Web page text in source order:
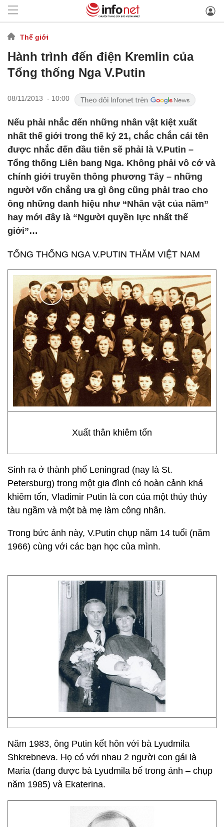
Thế giới
Hành trình đến điện Kremlin của
Tổng thống Nga V.Putin
08/11/2013 - 10:00
Nếu phải nhắc đến những nhân vật kiệt xuất
nhất thế giới trong thế kỷ 21, chắc chắn cái tên
được nhắc đến đầu tiên sẽ phải là V.Putin –
Tổng thống Liên bang Nga. Không phải vô cớ và
chính giới truyền thông phương Tây – những
người vốn chẳng ưa gì ông cũng phải trao cho
ông những danh hiệu như “Nhân vật của năm”
hay mới đây là “Người quyền lực nhất thế
giới”…
TỔNG THỐNG NGA V.PUTIN THĂM VIỆT NAM
Xuất thân khiêm tốn
Sinh ra ở thành phố Leningrad (nay là St.
Petersburg) trong một gia đình có hoàn cảnh khá
khiêm tốn, Vladimir Putin là con của một thủy thủy
tàu ngầm và một bà mẹ làm công nhân.
Trong bức ảnh này, V.Putin chụp năm 14 tuổi (năm
1966) cùng với các bạn học của mình.
Năm 1983, ông Putin kết hôn với bà Lyudmila
Shkrebneva. Họ có với nhau 2 người con gái là
Maria (đang được bà Lyudmila bế trong ảnh – chụp
năm 1985) và Ekaterina.